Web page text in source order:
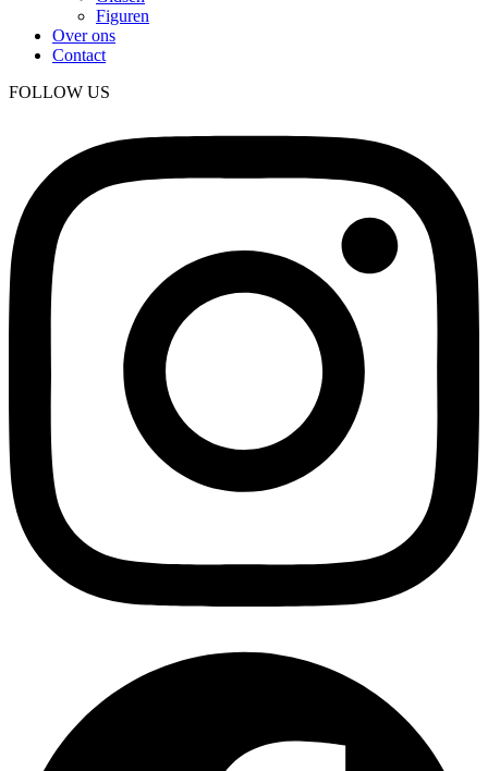
Figuren
Over ons
Contact
FOLLOW US